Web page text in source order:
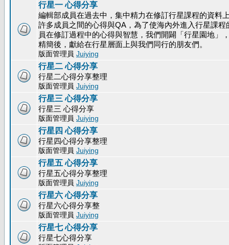
行星一 心得分享
編輯部成員在過去中，集中精力在修訂行星課程的資料
許多成員之間的心得與QA，為了使海內外進入行星課
員在修訂過程中的心得與智慧，我們開闢「行星園地」
精簡後，獻給在行星層面上與我們同行的朋友們。
版面管理員 Juiying
行星二 心得分享
行星二心得分享整理
版面管理員 Juiying
行星三 心得分享
行星三 心得分享
版面管理員 Juiying
行星四 心得分享
行星四心得分享整理
版面管理員 Juiying
行星五 心得分享
行星五心得分享整理
版面管理員 Juiying
行星六 心得分享
行星六心得分享整
版面管理員 Juiying
行星七 心得分享
行星七心得分享